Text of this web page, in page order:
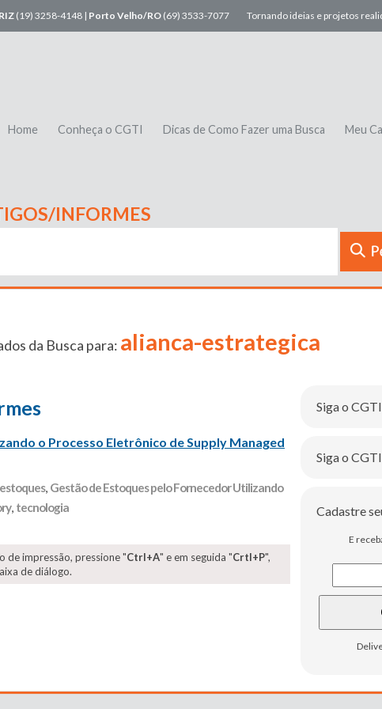
(19) 3258-4148 | Porto Velho/RO (69) 3533-7077 Tornando ideias e projetos
Home Conheça o CGTI Dicas de Como Fazer uma Busca Meu
INFORMES
da Busca para: alianca-estrategica
o Processo Eletrônico de Supply Managed
, Gestão de Estoques pelo Fornecedor Utilizando
, tecnologia
de impressão, pressione "Ctrl+A" e em seguida "Crtl+P",
de diálogo.
Siga o
Siga o
Cadastre
E